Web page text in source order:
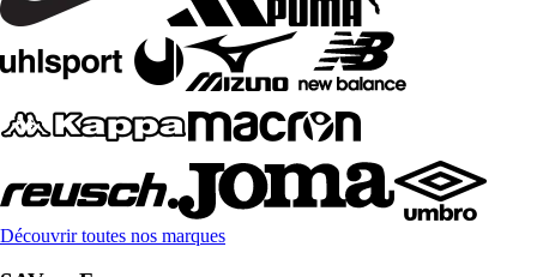
Découvrir toutes nos marques